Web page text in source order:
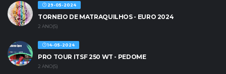
29-05-2024
TORNEIO DE MATRAQUILHOS - EURO 2024
2 ANO(S)
14-05-2024
PRO TOUR ITSF 250 WT - PEDOME
2 ANO(S)